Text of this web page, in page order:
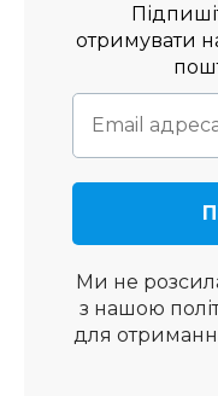
отримувати
Ми не
з нашою
для